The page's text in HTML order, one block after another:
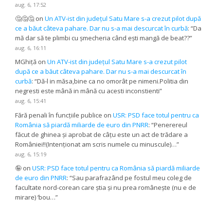
aug. 6, 17:52
🤔🤔🤔 onUn ATV-ist din județul Satu Mare s-a crezut pilot după
ce a băut câteva pahare. Dar nu s-a mai descurcat în curbă: “Da
mă dar să te plimbi cu șmecheria când ești mangă de beat??”
aug. 6, 16:11
MGhiță onUn ATV-ist din județul Satu Mare s-a crezut pilot
după ce a băut câteva pahare. Dar nu s-a mai descurcat în
curbă: “Dă-l in măsa,bine ca no omorât pe nimeni.Politia din
negresti este mână in mână cu acesti inconstienti”
aug. 6, 15:41
Fără penali în funcțiile publice onUSR: PSD face totul pentru ca
România să piardă miliarde de euro din PNRR: “Penerereul
făcut de ghinea și aprobat de câțu este un act de trădare a
României!!(Intenționat am scris numele cu minuscule)…”
aug. 6, 15:19
🤪 onUSR: PSD face totul pentru ca România să piardă miliarde
de euro din PNRR: “Sau parafrazând pe fostul meu coleg de
facultate nord-corean care știa și nu prea românește (nu e de
mirare) ‘bou…”